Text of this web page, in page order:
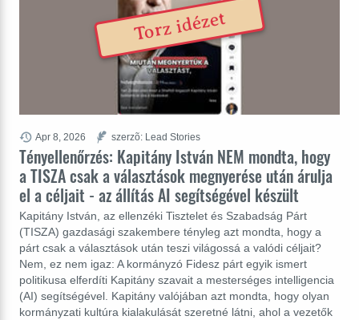
Tényellenőrzés: Kapitány István NEM mondta, hogy
a TISZA csak a választások megnyerése után árulja
el a céljait - az állítás AI segítségével készült
Kapitány István, az ellenzéki Tisztelet és Szabadság Párt
(TISZA) gazdasági szakembere tényleg azt mondta, hogy a
párt csak a választások után teszi világossá a valódi céljait?
Nem, ez nem igaz: A kormányzó Fidesz párt egyik ismert
politikusa elferdíti Kapitány szavait a mesterséges intelligencia
(AI) segítségével. Kapitány valójában azt mondta, hogy olyan
kormányzati kultúra kialakulását szeretné látni, ahol a vezetők
Apr 8, 2026 szerzõ: Lead Stories
Torz idézet